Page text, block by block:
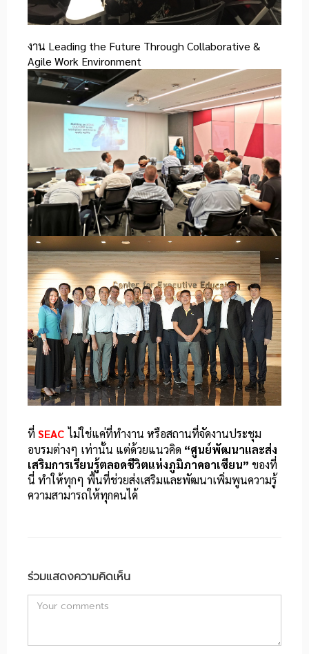
งาน Leading the Future Through Collaborative &
Agile Work Environment
ที่ SEAC ไม่ใช่แค่ที่ทำงาน หรือสถานที่จัดงานประชุม
อบรมต่างๆ เท่านั้น แต่ด้วยแนวคิด “ศูนย์พัฒนาและส่ง
เสริมการเรียนรู้ตลอดชีวิตแห่งภูมิภาคอาเซียน” ของที่
นี่ ทำให้ทุกๆ พื้นที่ช่วยส่งเสริมและพัฒนาเพิ่มพูนความรู้
ความสามารถให้ทุกคนได้
ร่วมแสดงความคิดเห็น